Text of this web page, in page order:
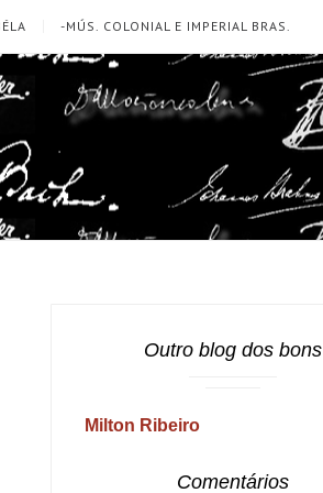
-MÚS. COLONIAL E IMPERIAL BRAS.
Outro blog dos bons
Milton Ribeiro
Comentários